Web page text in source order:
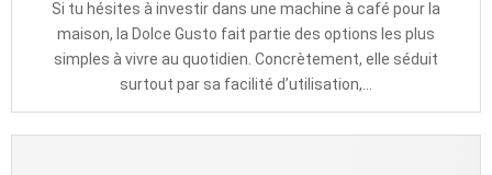
Si tu hésites à investir dans une machine à café pour la
maison, la Dolce Gusto fait partie des options les plus
simples à vivre au quotidien. Concrètement, elle séduit
surtout par sa facilité d’utilisation,...